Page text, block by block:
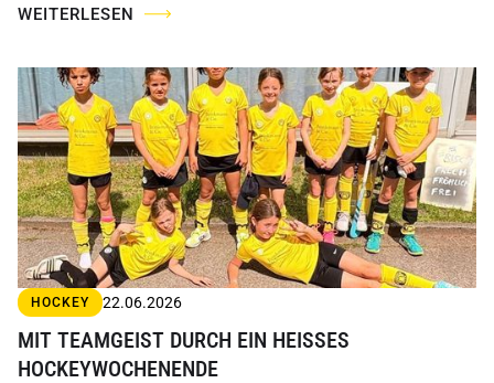
WEITERLESEN
HOCKEY 22.06.2026
MIT TEAMGEIST DURCH EIN HEISSES H
OCKEYWOCHENENDE